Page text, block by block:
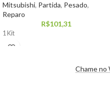
Mitsubishi, Partida, Pesado,
Reparo
R$101,31
1 Kit
Chame no